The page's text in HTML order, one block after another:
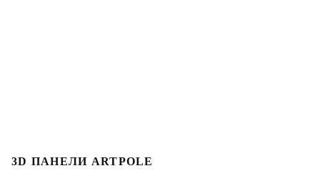
3D ПАНЕЛИ ARTPOLE